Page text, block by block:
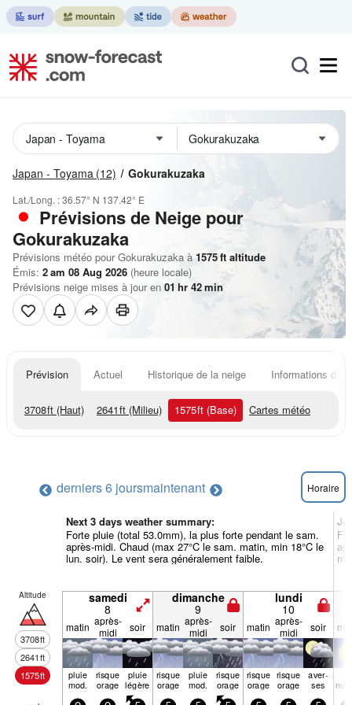
Japan - Toyama (12) Gokurakuzaka
Lat./Long. :36.57° N 137.42° E
Prévisions de Neige pour
Gokurakuzaka
Prévisions météo pour Gokurakuzaka à 1575ft altitude
Émis: 2 am 08 Aug 2026 (heure locale)
Prévisions neige mises à jour en 01 hr 42min
Prévision Actuel Historique de la neige Informations du
3708ft (Haut) 2641ft (Milieu) 1575ft (Base) Cartes météo
derniers 6 joursmaintenant Horaire
Next 3 days weather summary:
Forte pluie (total 53.0mm), la plus forte pendant le sam.
après-midi. Chaud (max 27°C le sam. matin, min 18°C le
lun. soir). Le vent sera généralement faible.
Altitude
3708ft
2641ft
1575ft
samedi
8
dimanche
9
lundi
10
matin après-
midi
soir matin après-
midi
soir matin après-
midi
soir
pluie
mod.
risque
orage
pluie
légère
risque
orage
pluie
mod.
risque
orage
risque
orage
risque
orage
aver­
ses